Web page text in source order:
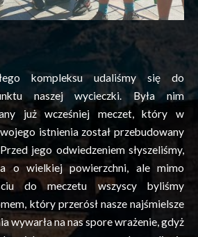
kompleksu udaliśmy się do
naszej wycieczki. Była nim
już wcześniej meczet, który w
istnienia został przebudowany
jego odwiedzeniem słyszeliśmy,
o wielkiej powierzchni, ale mimo
do meczetu wszyscy byliśmy
który przerósł nasze najśmielsze
wywarła na nas spore wrażenie, gdyż